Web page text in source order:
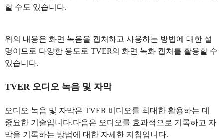
할 수도 있습니다.
위의 내용은 화면 녹음을 캡처하고 사용하는 방법에 대한 설
명이므로 다양한 용도로 TVER의 화면 녹화 캡처를 활용할 수
있습니다.
TVER 오디오 녹음 및 자막
오디오 녹음 및 자막은 TVER 비디오를 최대한 활용하는 데
중요한 기술입니다.다음은 오디오를 효과적으로 기록하고 자
막을 기록하는 방법에 대한 자세한 지침입니다.